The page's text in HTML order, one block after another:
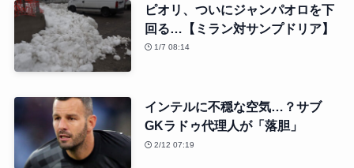
ピオリ、ついにジャンパオロを下
回る…【ミラン対サンプドリア】
1/7 08:14
インテルに不穏な空気…？サブ
GKラドゥ代理人が「落胆」
2/12 07:19